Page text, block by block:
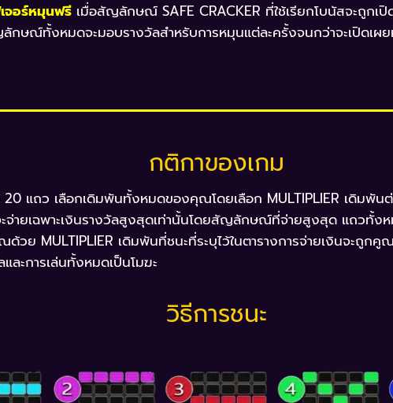
จอร์หมุนฟรี เมื่อสัญลักษณ์ SAFE CRACKER ที่ใช้เรียกโบนัสจะถู
กษณ์ทั้งหมดจะมอบรางวัลสำหรับการหมุนแต่ละครั้งจนกว่าจะเปิดเ
กติกาของเกม
20 แถว เลือกเดิมพันทั้งหมดของคุณโดยเลือก MULTIPLIER เดิมพั
จ่ายเฉพาะเงินรางวัลสูงสุดเท่านั้นโดยสัญลักษณ์ที่จ่ายสูงสุด แถวทั้ง
วย MULTIPLIER เดิมพันที่ชนะที่ระบุไว้ในตารางการจ่ายเงินจะถูก
ละการเล่นทั้งหมดเป็นโมฆะ
วิธีการชนะ